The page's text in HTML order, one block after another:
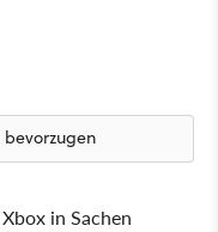
in Sachen